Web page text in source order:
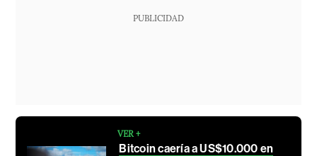
PUBLICIDAD
VER +
Bitcoin caería a US$10.000 en